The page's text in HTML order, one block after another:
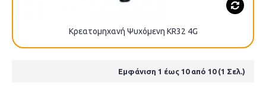
Κρεατομηχανή Ψυχόμενη KR32 4G
Εμφάνιση 1 έως 10 από 10 (1 Σελ.)